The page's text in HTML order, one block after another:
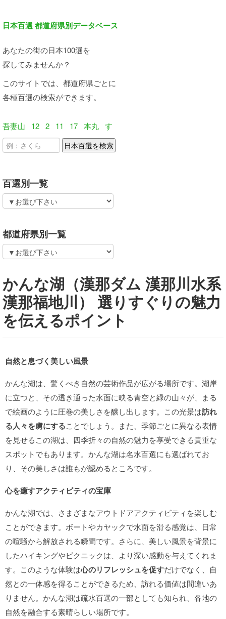
日本百選 都道府県別データベース
あなたの街の日本100選を
探してみませんか？
このサイトでは、都道府県ごとに
各種百選の検索ができます。
吾妻山 12 2 11 17 本丸 す
百選別一覧
都道府県別一覧
かんな湖（漢那ダム 漢那川水系
漢那福地川） 選りすぐりの魅力
を伝えるポイント
自然と息づく美しい風景
かんな湖は、驚くべき自然の芸術作品が広がる場所です。湖岸
に立つと、その透き通った水面に映る青空と緑の山々が、まる
で絵画のように圧巻の美しさを醸し出します。この光景は訪れ
る人々を虜にすることでしょう。また、季節ごとに異なる表情
を見せるこの湖は、四季折々の自然の魅力を享受できる貴重な
スポットでもあります。かんな湖は名水百選にも選ばれてお
り、その美しさは誰もが認めるところです。
心を癒すアクティビティの宝庫
かんな湖では、さまざまなアウトドアアクティビティを楽しむ
ことができます。ボートやカヤックで水面を滑る感覚は、日常
の喧騒から解放される瞬間です。さらに、美しい風景を背景に
したハイキングやピクニックは、より深い感動を与えてくれま
す。このような体験は心のリフレッシュを促すだけでなく、自
然との一体感を得ることができるため、訪れる価値は間違いあ
りません。かんな湖は疏水百選の一部としても知られ、各地の
自然を融合する素晴らしい場所です。